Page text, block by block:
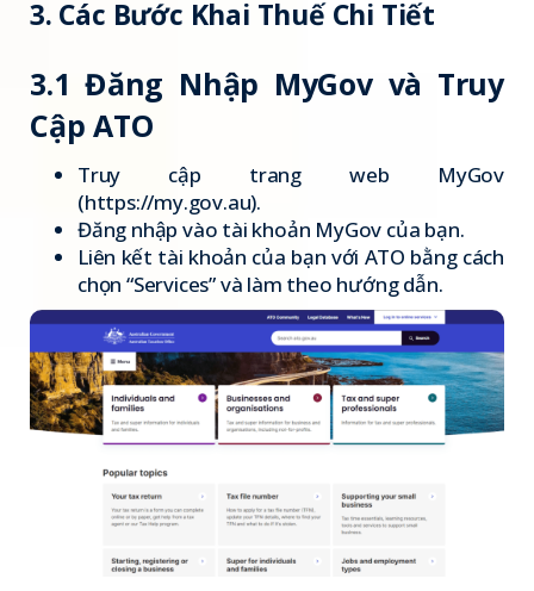
3. Các Bước Khai Thuế Chi Tiết
3.1 Đăng Nhập MyGov và Truy
Cập ATO
Truy cập trang web MyGov
(https://my.gov.au).
Đăng nhập vào tài khoản MyGov của bạn.
Liên kết tài khoản của bạn với ATO bằng cách
chọn “Services” và làm theo hướng dẫn.